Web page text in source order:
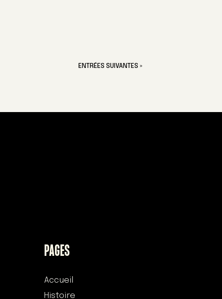
ENTRÉES SUIVANTES »
PAGES
Accueil
Histoire